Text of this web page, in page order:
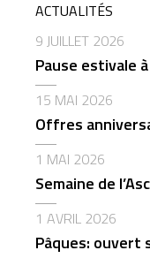
ACTUALITÉS
9 JUILLET 2026
Pause estivale
15 MAI 2026
Offres
1 MAI 2026
Semaine de
1 AVRIL 2026
Pâques: ouvert